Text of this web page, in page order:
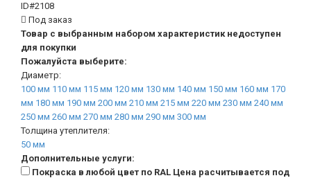
ID#2108
Под заказ
Товар с выбранным набором характеристик недоступен
для покупки
Пожалуйста выберите:
Диаметр:
100 мм 110 мм 115 мм 120 мм 130 мм 140 мм 150 мм 160 мм 170
мм 180 мм 190 мм 200 мм 210 мм 215 мм 220 мм 230 мм 240 мм
250 мм 260 мм 270 мм 280 мм 290 мм 300 мм
Толщина утеплителя:
50 мм
Дополнительные услуги:
Покраска в любой цвет по RAL Цена расчитывается под